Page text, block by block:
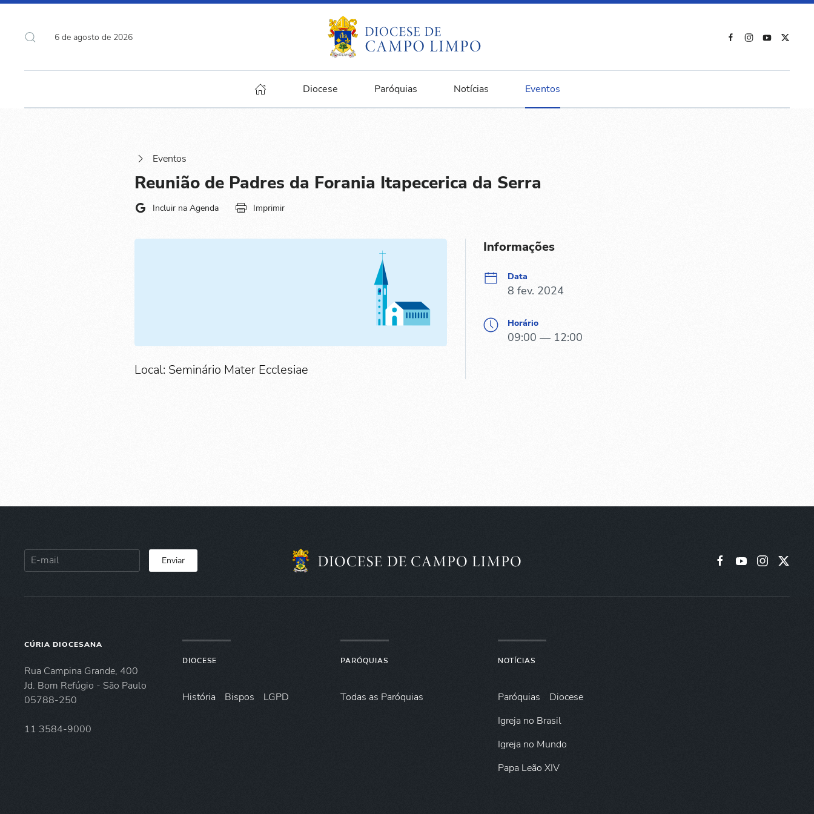
6 de agosto de 2026
Diocese Paróquias Notícias Eventos
Eventos
Reunião de Padres da Forania Itapecerica da Serra
Incluir na Agenda Imprimir
Local: Seminário Mater Ecclesiae
Informações
Data
8 fev. 2024
Horário
09:00 — 12:00
Enviar
CÚRIA DIOCESANA
Rua Campina Grande, 400
Jd. Bom Refúgio - São Paulo
05788-250
11 3584-9000
DIOCESE
História Bispos LGPD
PARÓQUIAS
Todas as Paróquias
NOTÍCIAS
Paróquias
Diocese
Igreja no Brasil
Igreja no Mundo
Papa Leão XIV